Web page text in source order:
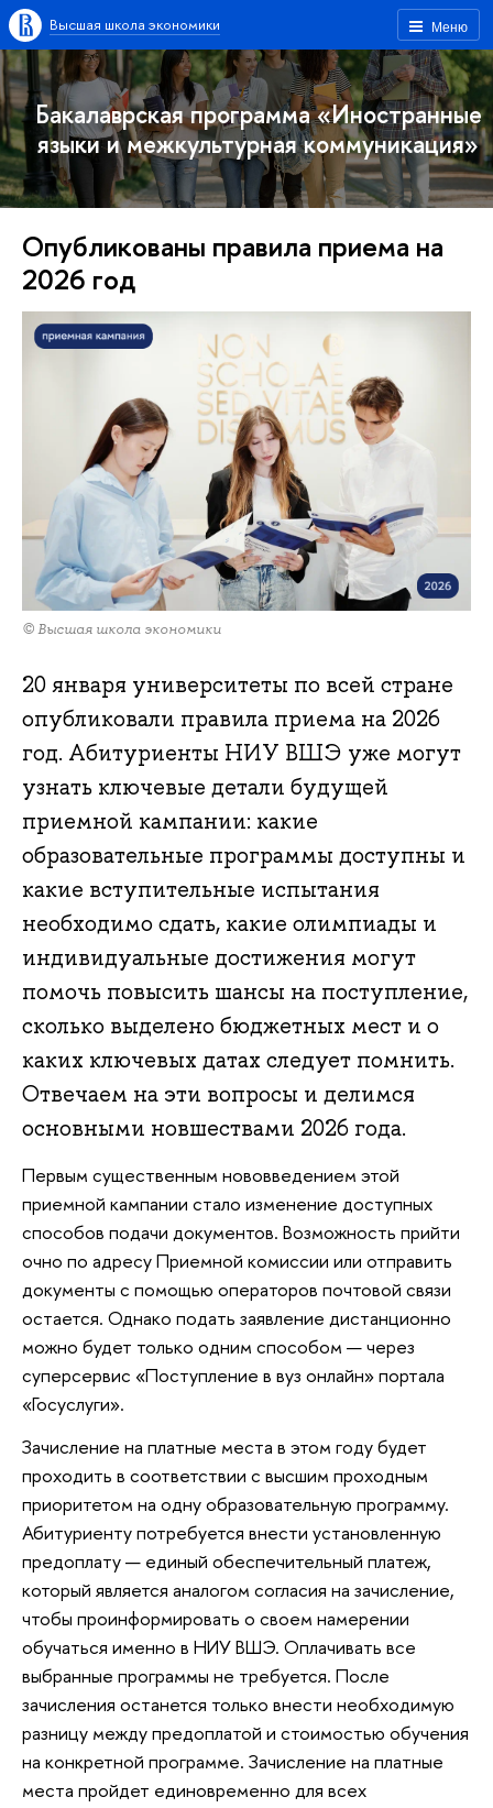
Меню
Высшая школа экономики
Бакалаврская программа «Иностранные
языки и межкультурная коммуникация»
Опубликованы правила приема на
2026 год
© Высшая школа экономики
20 января университеты по всей стране
опубликовали правила приема на 2026
год. Абитуриенты НИУ ВШЭ уже могут
узнать ключевые детали будущей
приемной кампании: какие
образовательные программы доступны и
какие вступительные испытания
необходимо сдать, какие олимпиады и
индивидуальные достижения могут
помочь повысить шансы на поступление,
сколько выделено бюджетных мест и о
каких ключевых датах следует помнить.
Отвечаем на эти вопросы и делимся
основными новшествами 2026 года.
Первым существенным нововведением этой
приемной кампании стало изменение доступных
способов подачи документов. Возможность прийти
очно по адресу Приемной комиссии или отправить
документы с помощью операторов почтовой связи
остается. Однако подать заявление дистанционно
можно будет только одним способом — через
суперсервис «Поступление в вуз онлайн» портала
«Госуслуги».
Зачисление на платные места в этом году будет
проходить в соответствии с высшим проходным
приоритетом на одну образовательную программу.
Абитуриенту потребуется внести установленную
предоплату — единый обеспечительный платеж,
который является аналогом согласия на зачисление,
чтобы проинформировать о своем намерении
обучаться именно в НИУ ВШЭ. Оплачивать все
выбранные программы не требуется. После
зачисления останется только внести необходимую
разницу между предоплатой и стоимостью обучения
на конкретной программе. Зачисление на платные
места пройдет единовременно для всех